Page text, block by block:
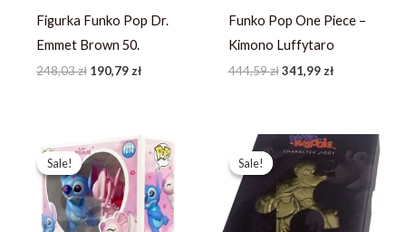
Figurka Funko Pop Dr.
Emmet Brown 50.
248,03zł 190,79zł
Funko Pop One Piece –
Kimono Luffytaro
444,59zł 341,99zł
Sale!
Sale!
Pierwotna
cena
wynosiła:
367,49 zł.
Aktualna
cena
wynosi:
244,99 zł.
Sale!
Sale!
Pierwotna
cena
wynosiła:
128,79 zł.
Aktualna
cena
wynosi:
91,99 zł.